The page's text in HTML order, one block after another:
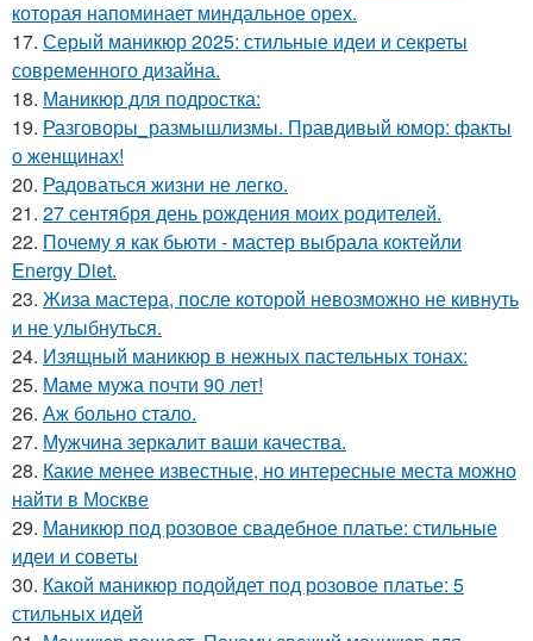
которая напоминает миндальное орех.
17. Серый маникюр 2025: стильные идеи и секреты
современного дизайна.
18. Маникюр для подростка:
19. Разговоры_размышлизмы. Правдивый юмор: факты
о женщинах!
20. Радоваться жизни не легко.
21. 27 сентября день рождения моих родителей.
22. Почему я как бьюти - мастер выбрала коктейли
Energy Diet.
23. Жиза мастера, после которой невозможно не кивнуть
и не улыбнуться.
24. Изящный маникюр в нежных пастельных тонах:
25. Маме мужа почти 90 лет!
26. Аж больно стало.
27. Мужчина зеркалит ваши качества.
28. Какие менее известные, но интересные места можно
найти в Москве
29. Маникюр под розовое свадебное платье: стильные
идеи и советы
30. Какой маникюр подойдет под розовое платье: 5
стильных идей